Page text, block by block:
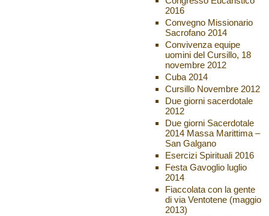
2016
Convegno Missionario
Sacrofano 2014
Convivenza equipe
uomini del Cursillo, 18
novembre 2012
Cuba 2014
Cursillo Novembre 2012
Due giorni sacerdotale
2012
Due giorni Sacerdotale
2014 Massa Marittima –
San Galgano
Esercizi Spirituali 2016
Festa Gavoglio luglio
2014
Fiaccolata con la gente
di via Ventotene (maggio
2013)